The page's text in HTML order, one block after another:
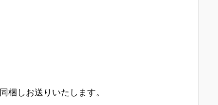
梱しお送りいたします。